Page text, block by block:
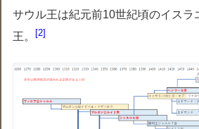
サウル王は紀元前10世紀頃のイスラ
王。
2